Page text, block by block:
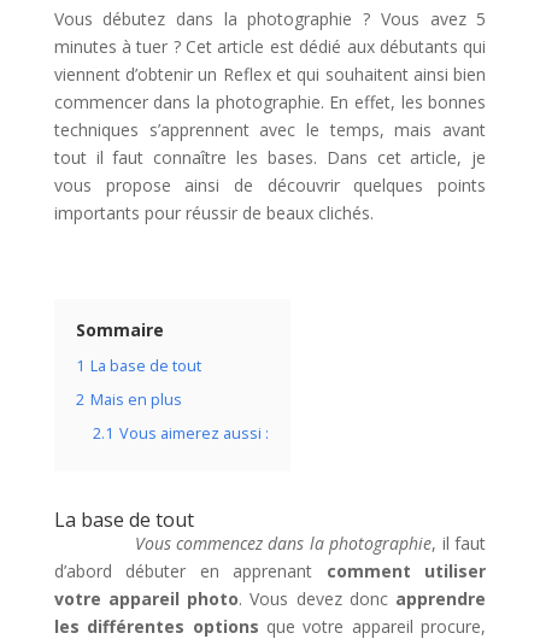
Vous débutez dans la photographie ? Vous avez 5
minutes à tuer ? Cet article est dédié aux débutants qui
viennent d’obtenir un Reflex et qui souhaitent ainsi bien
commencer dans la photographie. En effet, les bonnes
techniques s’apprennent avec le temps, mais avant
tout il faut connaître les bases. Dans cet article, je
vous propose ainsi de découvrir quelques points
importants pour réussir de beaux clichés.
Sommaire
1 La base de tout
2 Mais en plus
2.1 Vous aimerez aussi :
La base de tout
Vous commencez dans la photographie, il faut
d’abord débuter en apprenant comment utiliser
votre appareil photo. Vous devez donc apprendre
les différentes options que votre appareil procure,